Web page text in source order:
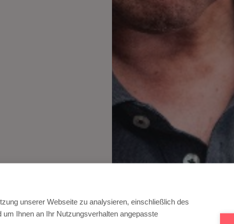
unserer Webseite zu analysieren, einschließlich des
Ihnen an Ihr Nutzungsverhalten angepasste